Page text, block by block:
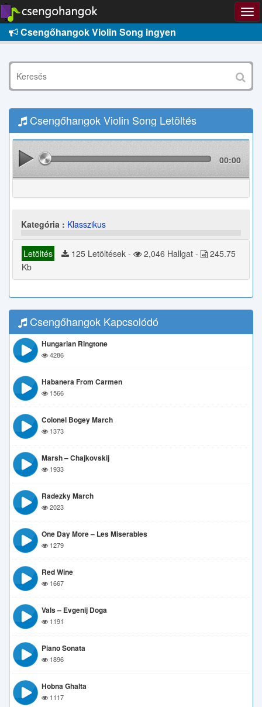
Csengőhangok Violin Song ingyen
Csengőhangok Violin Song Letöltés
00:00
Kategória : Klasszikus
Letöltés 125 Letöltések - 2,046 Hallgat -
245.75
Kb
Csengőhangok Kapcsolódó
Hungarian Ringtone
4286
Habanera From Carmen
1566
Colonel Bogey March
1373
Marsh – Chajkovskij
1933
Radezky March
2023
One Day More – Les Miserables
1279
Red Wine
1667
Vals – Evgenij Doga
1191
Piano Sonata
1896
Hobna Ghalta
1117